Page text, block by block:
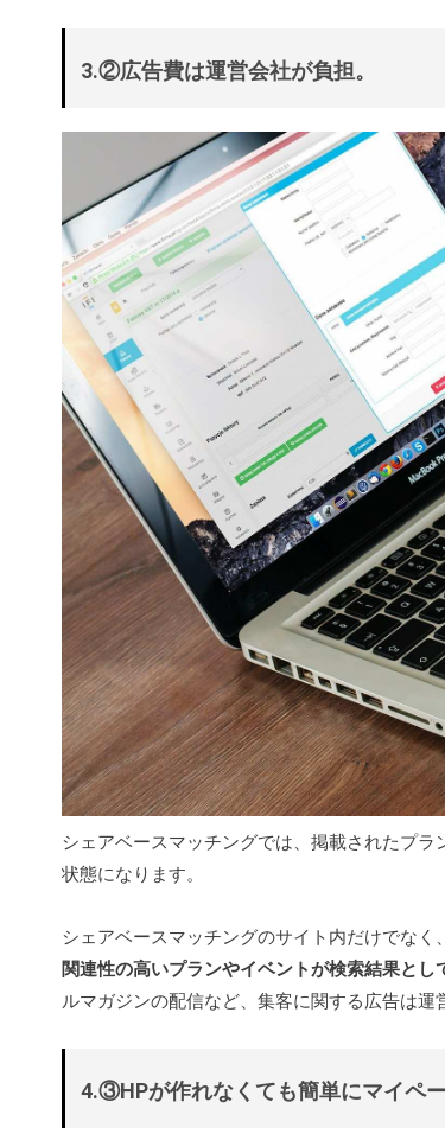
3.②広告費は運営会社が負担。
シェアベースマッチングでは、掲載されたプ
状態になります。
シェアベースマッチングのサイト内だけでなく、
関連性の高いプランやイベントが検索結果とし
ルマガジンの配信など、集客に関する広告は運
4.③HPが作れなくても簡単にマイペー